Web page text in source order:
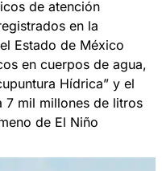
de atención
en la
Estado de México
en cuerpos de agua,
Hídrica” y el
7 mil millones de litros
de El Niño